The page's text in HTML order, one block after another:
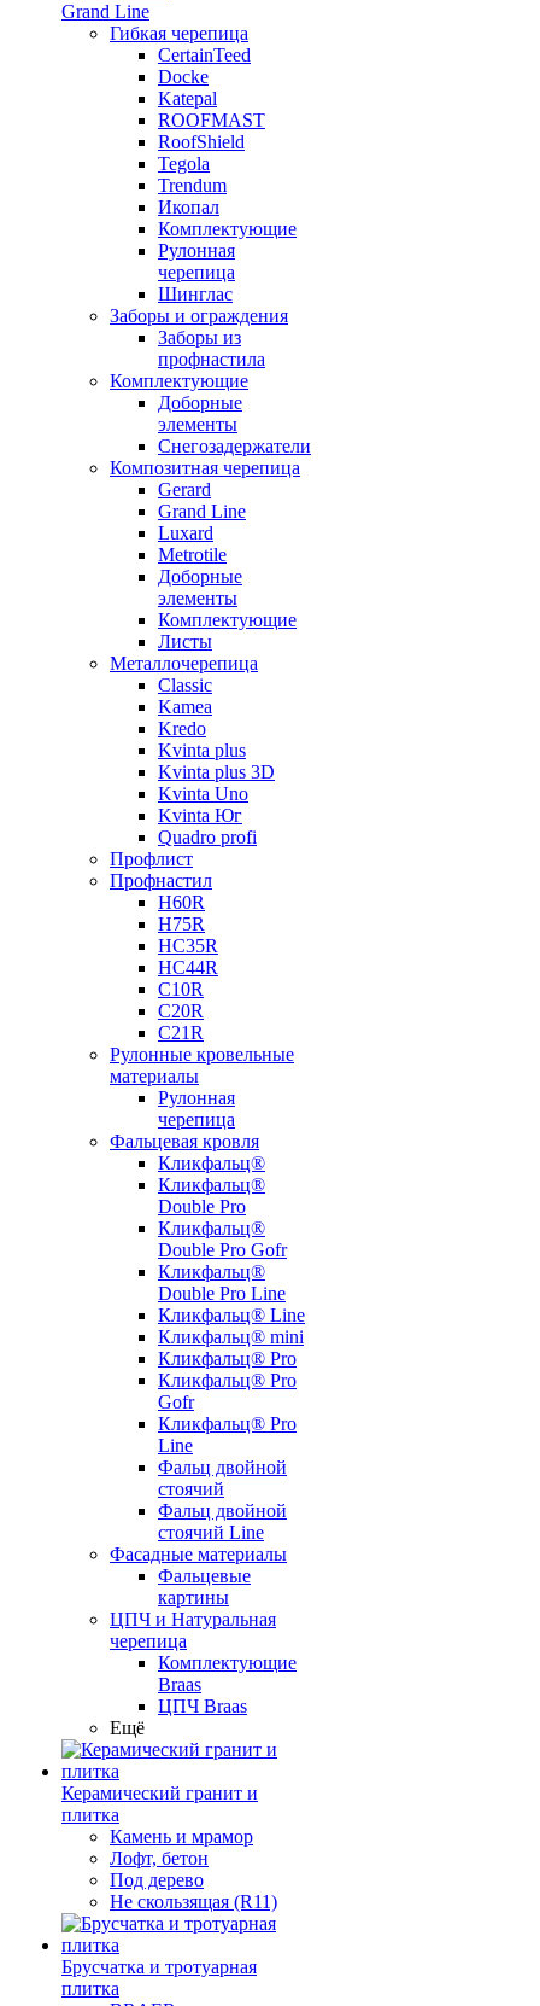
Grand Line
Гибкая черепица
CertainTeed
Docke
Katepal
ROOFMAST
RoofShield
Tegola
Trendum
Икопал
Комплектующие
Рулонная
черепица
Шинглас
Заборы и ограждения
Заборы из
профнастила
Комплектующие
Доборные
элементы
Снегозадержатели
Композитная черепица
Gerard
Grand Line
Luxard
Metrotile
Доборные
элементы
Комплектующие
Листы
Металлочерепица
Classic
Kamea
Kredo
Kvinta plus
Kvinta plus 3D
Kvinta Uno
Kvinta Юг
Quadro profi
Профлист
Профнастил
Н60R
Н75R
НС35R
НС44R
С10R
С20R
С21R
Рулонные кровельные
материалы
Рулонная
черепица
Фальцевая кровля
Кликфальц®
Кликфальц®
Double Pro
Кликфальц®
Double Pro Gofr
Кликфальц®
Double Pro Line
Кликфальц® Line
Кликфальц® mini
Кликфальц® Pro
Кликфальц® Pro
Gofr
Кликфальц® Pro
Line
Фальц двойной
стоячий
Фальц двойной
стоячий Line
Фасадные материалы
Фальцевые
картины
ЦПЧ и Натуральная
черепица
Комплектующие
Braas
ЦПЧ Braas
Ещё
Керамический гранит и
плитка
Камень и мрамор
Лофт, бетон
Под дерево
Не скользящая (R11)
Брусчатка и тротуарная
плитка